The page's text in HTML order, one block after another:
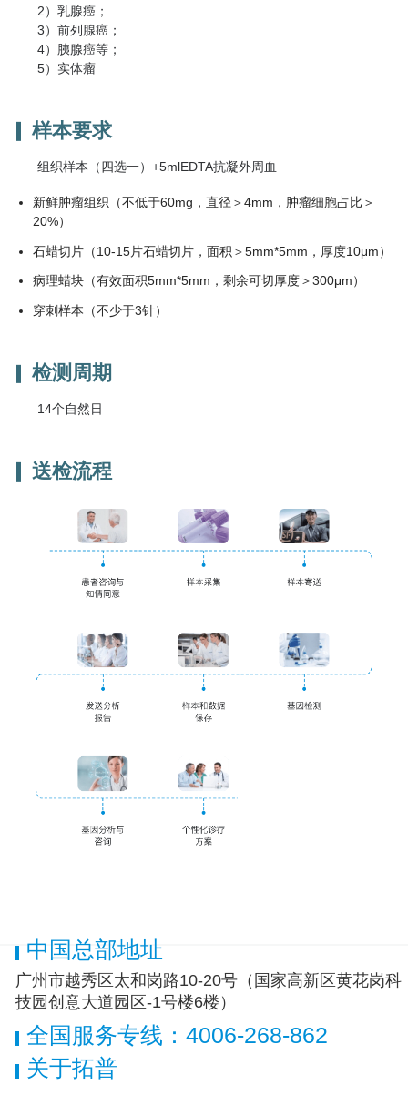
2）乳腺癌；
3）前列腺癌；
4）胰腺癌等；
5）实体瘤
样本要求
组织样本（四选一）+5mlEDTA抗凝外周血
新鲜肿瘤组织（不低于60mg，直径＞4mm，肿瘤细胞占比＞
20%）
石蜡切片（10-15片石蜡切片，面积＞5mm*5mm，厚度10μm）
病理蜡块（有效面积5mm*5mm，剩余可切厚度＞300μm）
穿刺样本（不少于3针）
检测周期
14个自然日
送检流程
中国总部地址
广州市越秀区太和岗路10-20号（国家高新区黄花岗科
技园创意大道园区-1号楼6楼）
全国服务专线：4006-268-862
关于拓普